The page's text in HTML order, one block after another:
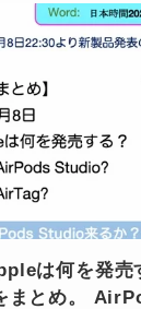
は何を発
まとめ。